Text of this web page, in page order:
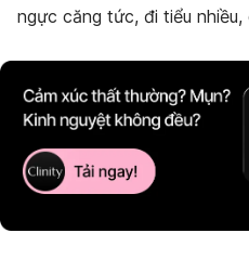
ngực căng tức, đi tiểu